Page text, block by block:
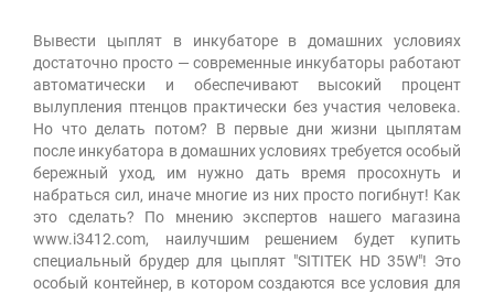
Вывести цыплят в инкубаторе в домашних условиях
достаточно просто — современные инкубаторы работают
автоматически и обеспечивают высокий процент
вылупления птенцов практически без участия человека.
Но что делать потом? В первые дни жизни цыплятам
после инкубатора в домашних условиях требуется особый
бережный уход, им нужно дать время просохнуть и
набраться сил, иначе многие из них просто погибнут! Как
это сделать? По мнению экспертов нашего магазина
www.i3412.com, наилучшим решением будет купить
специальный брудер для цыплят "SITITEK HD 35W"! Это
особый контейнер, в котором создаются все условия для